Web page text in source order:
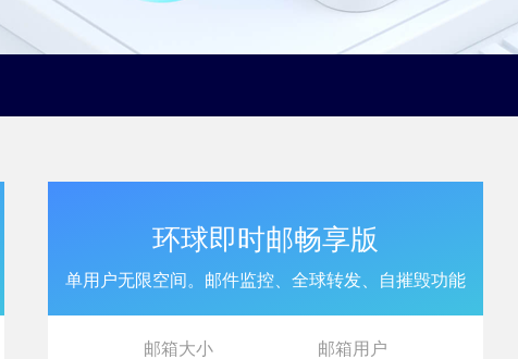
环球即时邮畅享版
单用户无限空间。邮件监控、全球转发、自摧毁功能
邮箱大小 邮箱用户